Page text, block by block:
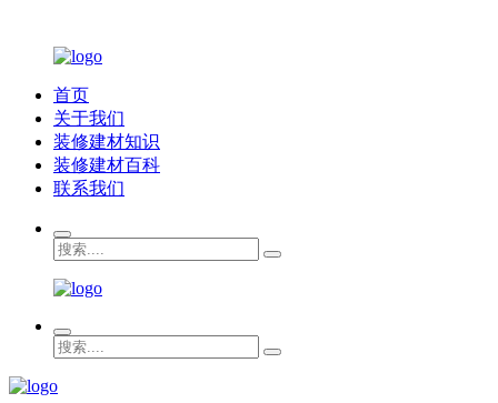
首页
关于我们
装修建材知识
装修建材百科
联系我们